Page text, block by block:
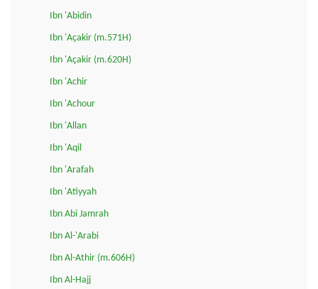
Ibn 'Abidin
Ibn 'Açakir (m.571H)
Ibn 'Açakir (m.620H)
Ibn 'Achir
Ibn 'Achour
Ibn 'Allan
Ibn 'Aqil
Ibn 'Arafah
Ibn 'Atiyyah
Ibn Abi Jamrah
Ibn Al-'Arabi
Ibn Al-Athir (m.606H)
Ibn Al-Hajj